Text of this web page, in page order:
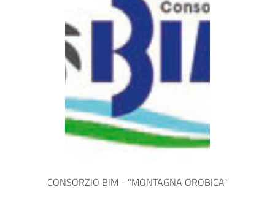
CONSORZIO BIM - "MONTAGNA OROBICA"